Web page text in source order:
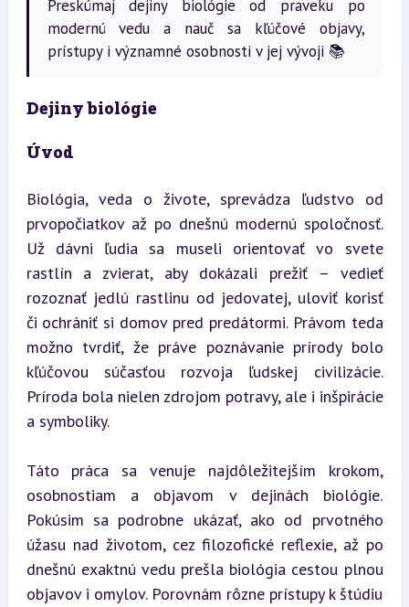
Preskúmaj dejiny biológie od praveku po
modernú vedu a nauč sa kľúčové objavy,
prístupy i významné osobnosti v jej vývoji 📚
Dejiny biológie
Úvod
Biológia, veda o živote, sprevádza ľudstvo od
prvopočiatkov až po dnešnú modernú spoločnosť.
Už dávni ľudia sa museli orientovať vo svete
rastlín a zvierat, aby dokázali prežiť – vedieť
rozoznať jedlú rastlinu od jedovatej, uloviť korisť
či ochrániť si domov pred predátormi. Právom teda
možno tvrdiť, že práve poznávanie prírody bolo
kľúčovou súčasťou rozvoja ľudskej civilizácie.
Príroda bola nielen zdrojom potravy, ale i inšpirácie
a symboliky.
Táto práca sa venuje najdôležitejším krokom,
osobnostiam a objavom v dejinách biológie.
Pokúsim sa podrobne ukázať, ako od prvotného
úžasu nad životom, cez filozofické reflexie, až po
dnešnú exaktnú vedu prešla biológia cestou plnou
objavov i omylov. Porovnám rôzne prístupy k štúdiu